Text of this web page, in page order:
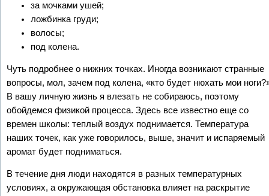
за мочками ушей;
ложбинка груди;
волосы;
под колена.
Чуть подробнее о нижних точках. Иногда возникают странные
вопросы, мол, зачем под колена, «кто будет нюхать мои
В вашу личную жизнь я влезать не собираюсь, поэтому
обойдемся физикой процесса. Здесь все известно еще со
времен школы: теплый воздух поднимается. Температура
наших точек, как уже говорилось, выше, значит и испаряемый
аромат будет подниматься.
В течение дня люди находятся в разных температурных
условиях, а окружающая обстановка влияет на раскрытие